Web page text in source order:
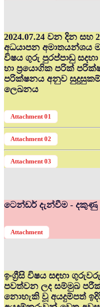
2024.07.24 වන දින සහ
අධ‍යාපන අමාතයන්ශය
විෂය ගුරු පුරප්පාඩු
හා ප්‍රයොගික පරික්
පරික්ෂනය අනුව
ලෙඛනය
Attachment 01
Attachment 02
Attachment 03
ටෙන්ඩර් දැන්වීම - දකුණු
Attachment
ඉංග්‍රීසි විෂය සඳහා
පවත්වන ලද සම්මුඛ
නොහැකි වූ අයදුම්පත්